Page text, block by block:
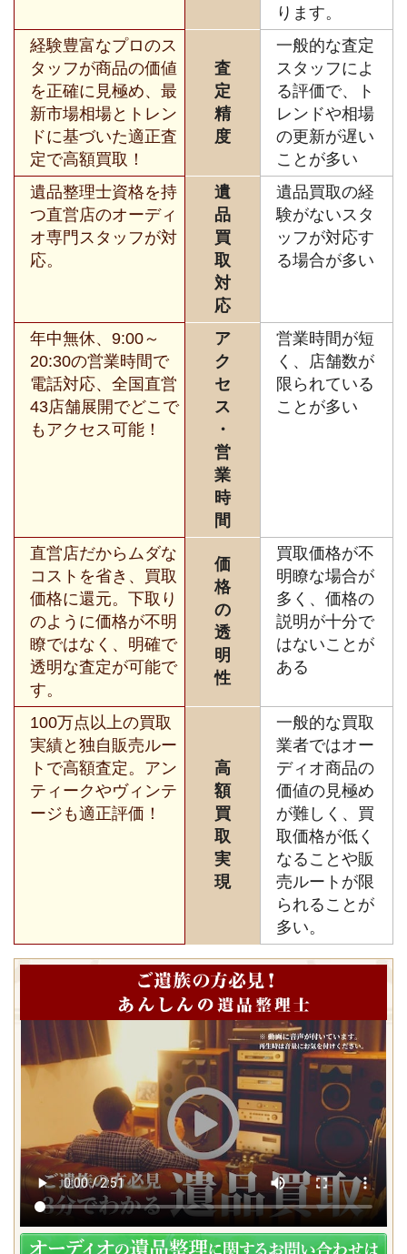
ります。
経験豊富なプロのス
タッフが商品の価値
を正確に見極め、最
新市場相場とトレン
ドに基づいた適正査
定で高額買取！
査
定
精
度
一般的な査定
スタッフによ
る評価で、ト
レンドや相場
の更新が遅い
ことが多い
遺品整理士資格を持
つ直営店のオーディ
オ専門スタッフが対
応。
遺
品
買
取
対
応
遺品買取の経
験がないスタ
ッフが対応す
る場合が多い
年中無休、9:00～
20:30の営業時間で
電話対応、全国直営
43店舗展開でどこで
もアクセス可能！
ア
ク
セ
ス
・
営
業
時
間
営業時間が短
く、店舗数が
限られている
ことが多い
直営店だからムダな
コストを省き、買取
価格に還元。下取り
のように価格が不明
瞭ではなく、明確で
透明な査定が可能で
す。
価
格
の
透
明
性
買取価格が不
明瞭な場合が
多く、価格の
説明が十分で
はないことが
ある
100万点以上の買取
実績と独自販売ルー
トで高額査定。アン
ティークやヴィンテ
ージも適正評価！
高
額
買
取
実
現
一般的な買取
業者ではオー
ディオ商品の
価値の見極め
が難しく、買
取価格が低く
なることや販
売ルートが限
られることが
多い。